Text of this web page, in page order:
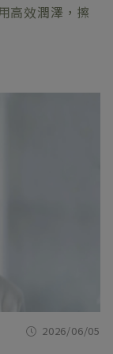
高效潤澤，擦
2026/06/05